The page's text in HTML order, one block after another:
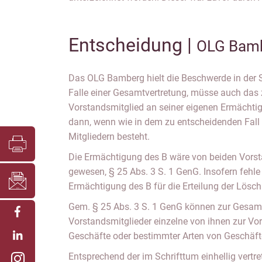
Entscheidung | OLG
Das OLG Bamberg hielt die Beschwerde in
Falle einer Gesamtvertretung, müsse auch
Vorstandsmitglied an seiner eigenen
dann, wenn wie in dem zu entscheidenden
Mitgliedern besteht.
Die Ermächtigung des B wäre von beiden
gewesen, § 25 Abs. 3 S. 1 GenG. Insofern
Ermächtigung des B für die Erteilung der
Gem. § 25 Abs. 3 S. 1 GenG können zur
Vorstandsmitglieder einzelne von ihnen zur
Geschäfte oder bestimmter Arten von
Entsprechend der im Schrifttum einhellig